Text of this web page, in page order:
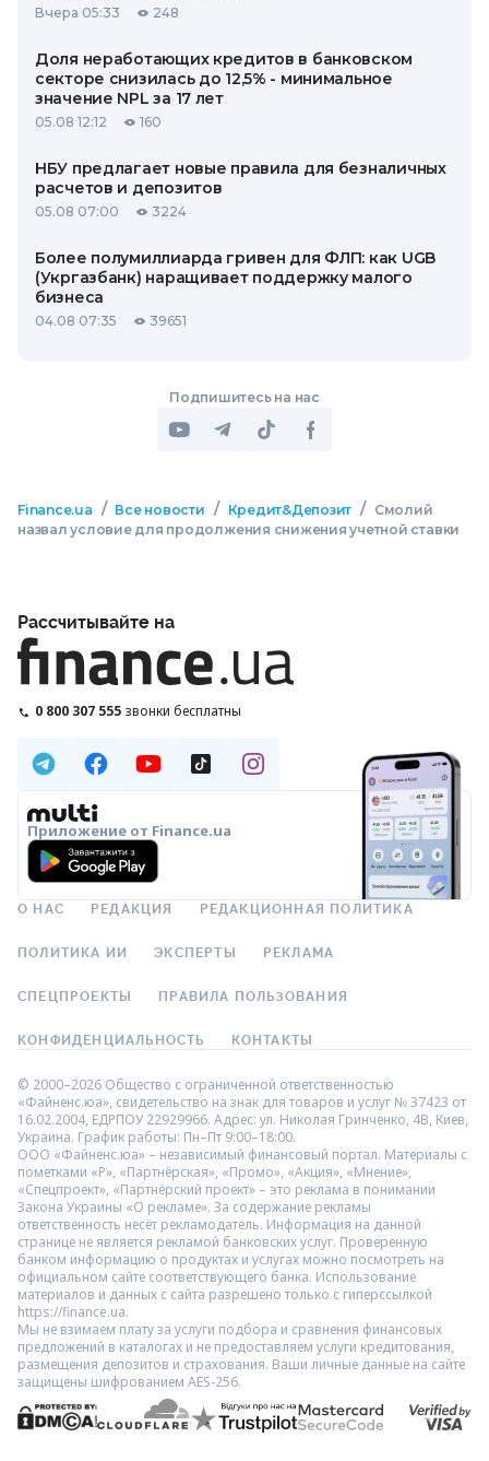
Вчера 05:33 248
Доля неработающих кредитов в банковском
секторе снизилась до 12,5% - минимальное
значение NPL за 17 лет
05.08 12:12 160
НБУ предлагает новые правила для безналичных
расчетов и депозитов
05.08 07:00 3224
Более полумиллиарда гривен для ФЛП: как UGB
(Укргазбанк) наращивает поддержку малого
бизнеса
04.08 07:35 39651
Подпишитесь на нас
Finance.ua / Все новости / Кредит&Депозит /
Смолий
назвал условие для продолжения снижения учетной ставки
Рассчитывайте на
0 800 307 555 звонки бесплатны
Приложение от Finance.ua
О НАС РЕДАКЦИЯ РЕДАКЦИОННАЯ ПОЛИТИКА
ПОЛИТИКА ИИ ЭКСПЕРТЫ РЕКЛАМА
СПЕЦПРОЕКТЫ ПРАВИЛА ПОЛЬЗОВАНИЯ
КОНФИДЕНЦИАЛЬНОСТЬ КОНТАКТЫ
© 2000–2026 Общество с ограниченной ответственностью
«Файненс.юа», свидетельство на знак для товаров и услуг № 37423 от
16.02.2004, ЕДРПОУ 22929966. Адрес: ул. Николая Гринченко, 4В, Киев,
Украина. График работы: Пн–Пт 9:00–18:00.
ООО «Файненс.юа» – независимый финансовый портал. Материалы с
пометками «Р», «Партнёрская», «Промо», «Акция», «Мнение»,
«Спецпроект», «Партнёрский проект» – это реклама в понимании
Закона Украины «О рекламе». За содержание рекламы
ответственность несёт рекламодатель. Информация на данной
странице не является рекламой банковских услуг. Проверенную
банком информацию о продуктах и услугах можно посмотреть на
официальном сайте соответствующего банка. Использование
материалов и данных с сайта разрешено только с гиперссылкой
https://finance.ua.
Мы не взимаем плату за услуги подбора и сравнения финансовых
предложений в каталогах и не предоставляем услуги кредитования,
размещения депозитов и страхования. Ваши личные данные на сайте
защищены шифрованием AES-256.